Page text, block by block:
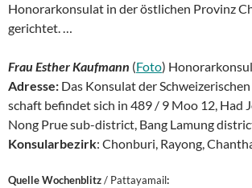
Hon­o­rarkon­sulat in der östlichen Prov­inz
gerichtet. …
Frau Esther Kauf­mann (Foto)
Adresse: Das Kon­sulat der
schaft befind­et sich in 489 / 9 Moo 12, Had
Nong Prue sub-dis­trict, Bang Lamung
Kon­sular­bezirk: Chon­buri, Ray­ong,
Quelle Wochenblitz/ Pattayamail: